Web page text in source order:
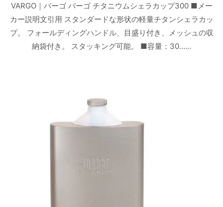
VARGO｜バーゴ バーゴ チタニウムシェラカップ300 ■メー
カー説明文引用 スタンダードな形状の軽量チタンシェラカッ
プ。 フォールディングハンドル、目盛り付き、メッシュの収
納袋付き。 スタッキング可能。 ■容量：30…...